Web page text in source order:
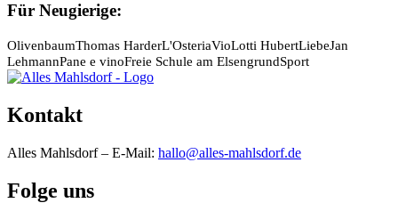
Für Neugierige:
OlivenbaumThomas HarderL'OsteriaVioLotti HubertLiebeJan
LehmannPane e vinoFreie Schule am ElsengrundSport
Kontakt
Alles Mahlsdorf – E-Mail: hallo@alles-mahlsdorf.de
Folge uns